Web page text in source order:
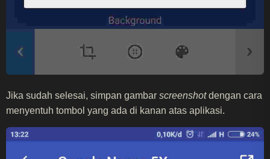
Jika sudah selesai, simpan gambar screenshotdengan cara
menyentuh tombol yang ada di kanan atas aplikasi.